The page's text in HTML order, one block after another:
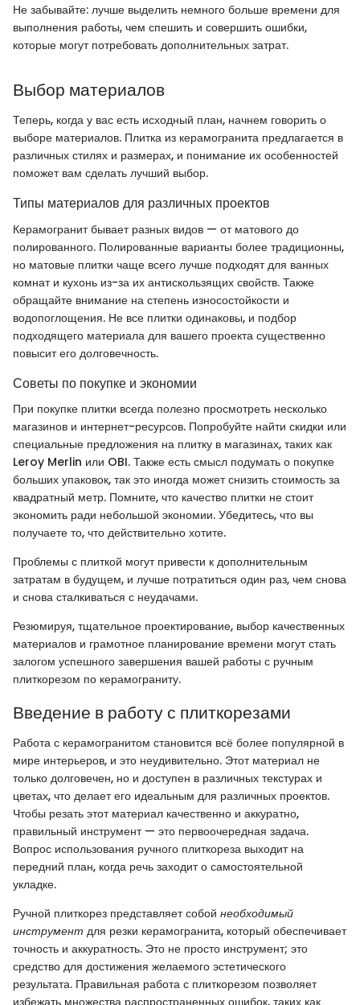
Не забывайте: лучше выделить немного больше времени для
выполнения работы, чем спешить и совершить ошибки,
которые могут потребовать дополнительных затрат.
Выбор материалов
Теперь, когда у вас есть исходный план, начнем говорить о
выборе материалов. Плитка из керамогранита предлагается в
различных стилях и размерах, и понимание их особенностей
поможет вам сделать лучший выбор.
Типы материалов для различных проектов
Керамогранит бывает разных видов — от матового до
полированного. Полированные варианты более традиционны,
но матовые плитки чаще всего лучше подходят для ванных
комнат и кухонь из-за их антискользящих свойств. Также
обращайте внимание на степень износостойкости и
водопоглощения. Не все плитки одинаковы, и подбор
подходящего материала для вашего проекта существенно
повысит его долговечность.
Советы по покупке и экономии
При покупке плитки всегда полезно просмотреть несколько
магазинов и интернет-ресурсов. Попробуйте найти скидки или
специальные предложения на плитку в магазинах, таких как
Leroy Merlin или OBI. Также есть смысл подумать о покупке
больших упаковок, так это иногда может снизить стоимость за
квадратный метр. Помните, что качество плитки не стоит
экономить ради небольшой экономии. Убедитесь, что вы
получаете то, что действительно хотите.
Проблемы с плиткой могут привести к дополнительным
затратам в будущем, и лучше потратиться один раз, чем снова
и снова сталкиваться с неудачами.
Резюмируя, тщательное проектирование, выбор качественных
материалов и грамотное планирование времени могут стать
залогом успешного завершения вашей работы с ручным
плиткорезом по керамограниту.
Введение в работу с плиткорезами
Работа с керамогранитом становится всё более популярной в
мире интерьеров, и это неудивительно. Этот материал не
только долговечен, но и доступен в различных текстурах и
цветах, что делает его идеальным для различных проектов.
Чтобы резать этот материал качественно и аккуратно,
правильный инструмент — это первоочередная задача.
Вопрос использования ручного плиткореза выходит на
передний план, когда речь заходит о самостоятельной
укладке.
Ручной плиткорез представляет собой необходимый
инструмент для резки керамогранита, который обеспечивает
точность и аккуратность. Это не просто инструмент; это
средство для достижения желаемого эстетического
результата. Правильная работа с плиткорезом позволяет